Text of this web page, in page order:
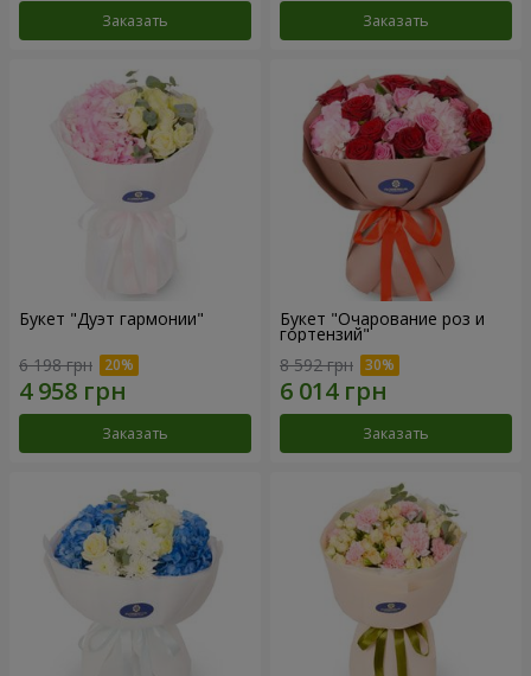
Заказать Заказать
Букет "Дуэт гармонии"
6 198 грн
Заказать
Букет "Очарование роз и
гортензий"
8 592 грн
Заказать